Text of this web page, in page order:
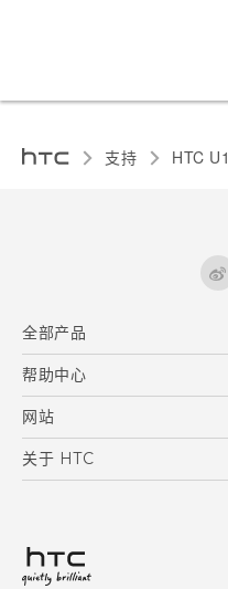
支持 HTC
全部产品
区块链智能手机
VIVE
帮助中心
在线客服
支援与服务
产品保固说明
网站
HTC Dev
关于 HTC
投资人